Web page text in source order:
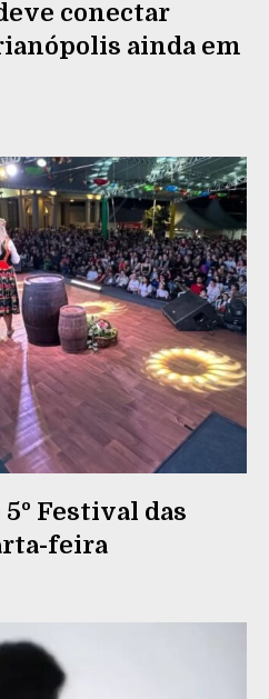
conectar
ainda em
Festival das
feira